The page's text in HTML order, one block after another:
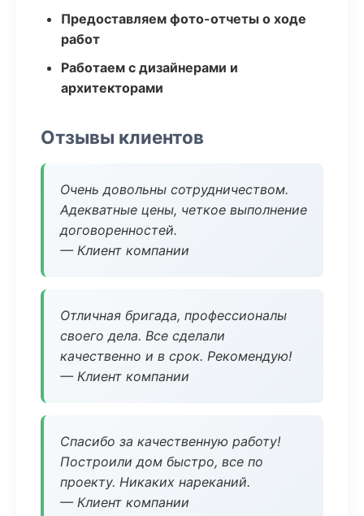
Предоставляем фото-отчеты о ходе
работ
Работаем с дизайнерами и
архитекторами
Отзывы клиентов
Очень довольны сотрудничеством.
Адекватные цены, четкое выполнение
договоренностей.
— Клиент компании
Отличная бригада, профессионалы
своего дела. Все сделали
качественно и в срок. Рекомендую!
— Клиент компании
Спасибо за качественную работу!
Построили дом быстро, все по
проекту. Никаких нареканий.
— Клиент компании